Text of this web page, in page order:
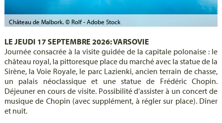
Château de Malbork. © Rolf - Adobe Stock
LE JEUDI 17 SEPTEMBRE 2026: VARSOVIE
Journée consacrée à la visite guidée de la capitale polonaise : le
château royal, la pittoresque place du marché avec la statue de la
Sirène, la Voie Royale, le parc Lazienki, ancien terrain de chasse,
un palais néoclassique et une statue de Frédéric Chopin.
Déjeuner en cours de visite. Possibilité d’assister à un concert de
musique de Chopin (avec supplément, à régler sur place). Dîner
et nuit.